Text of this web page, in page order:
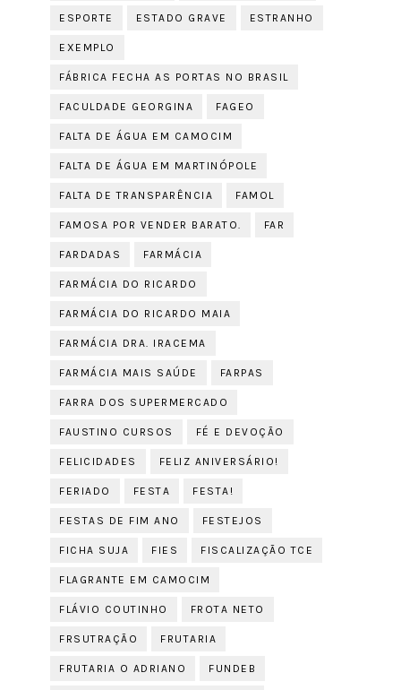
ESPORTE ESTADO GRAVE ESTRANHO
EXEMPLO
FÁBRICA FECHA AS PORTAS NO BRASIL
FACULDADE GEORGINA FAGEO
FALTA DE ÁGUA EM CAMOCIM
FALTA DE ÁGUA EM MARTINÓPOLE
FALTA DE TRANSPARÊNCIA FAMOL
FAMOSA POR VENDER BARATO. FAR
FARDADAS FARMÁCIA
FARMÁCIA DO RICARDO
FARMÁCIA DO RICARDO MAIA
FARMÁCIA DRA. IRACEMA
FARMÁCIA MAIS SAÚDE FARPAS
FARRA DOS SUPERMERCADO
FAUSTINO CURSOS FÉ E DEVOÇÃO
FELICIDADES FELIZ ANIVERSÁRIO!
FERIADO FESTA FESTA!
FESTAS DE FIM ANO FESTEJOS
FICHA SUJA FIES FISCALIZAÇÃO TCE
FLAGRANTE EM CAMOCIM
FLÁVIO COUTINHO FROTA NETO
FRSUTRAÇÃO FRUTARIA
FRUTARIA O ADRIANO FUNDEB